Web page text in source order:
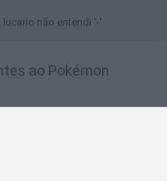
não entendi '-'
ao Pokémon